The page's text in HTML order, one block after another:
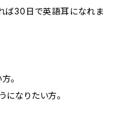
ば30日で英語耳になれま
。
になりたい方。